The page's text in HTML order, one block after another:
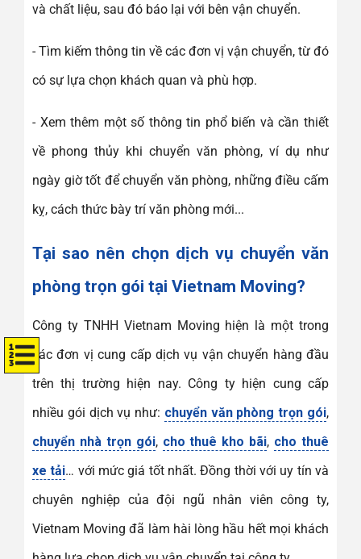
và chất liệu, sau đó báo lại với bên vận chuyển.
- Tìm kiếm thông tin về các đơn vị vận chuyển, từ đó
có sự lựa chọn khách quan và phù hợp.
- Xem thêm một số thông tin phổ biến và cần thiết
về phong thủy khi chuyển văn phòng, ví dụ như
ngày giờ tốt để chuyển văn phòng, những điều cấm
kỵ, cách thức bày trí văn phòng mới...
Tại sao nên chọn dịch vụ chuyển văn
phòng trọn gói tại Vietnam Moving?
Công ty TNHH Vietnam Moving hiện là một trong
các đơn vị cung cấp dịch vụ vận chuyển hàng đầu
trên thị trường hiện nay. Công ty hiện cung cấp
nhiều gói dịch vụ như: chuyển văn phòng trọn gói,
chuyển nhà trọn gói, cho thuê kho bãi, cho thuê
xe tải… với mức giá tốt nhất. Đồng thời với uy tín và
chuyên nghiệp của đội ngũ nhân viên công ty,
Vietnam Moving đã làm hài lòng hầu hết mọi khách